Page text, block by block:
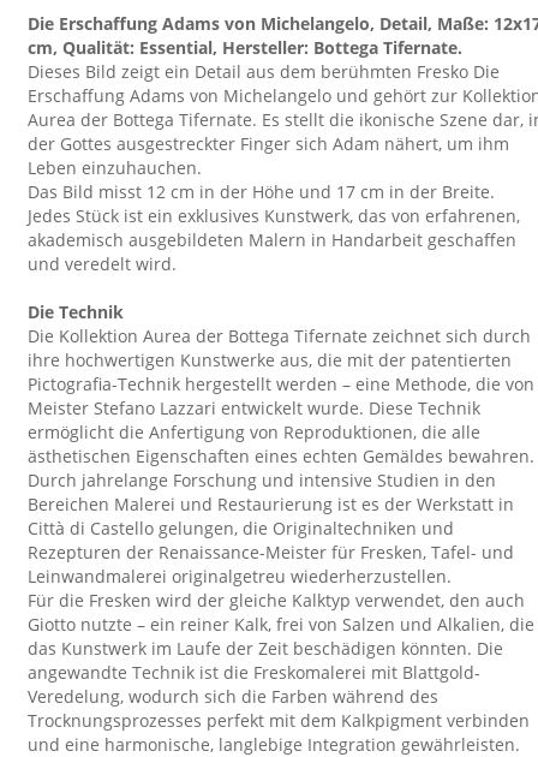
Die Erschaffung Adams von Michelangelo, Detail, Maße:
cm, Qualität: Essential, Hersteller: Bottega Tifernate.
Dieses Bild zeigt ein Detail aus dem berühmten Fresko Die
Erschaffung Adams von Michelangelo und gehört zur
Aurea der Bottega Tifernate. Es stellt die ikonische Szene dar,
der Gottes ausgestreckter Finger sich Adam nähert, um ihm
Leben einzuhauchen.
Das Bild misst 12 cm in der Höhe und 17 cm in der Breite.
Jedes Stück ist ein exklusives Kunstwerk, das von erfahrenen,
akademisch ausgebildeten Malern in Handarbeit geschaffen
und veredelt wird.
Die Technik
Die Kollektion Aurea der Bottega Tifernate zeichnet sich durch
ihre hochwertigen Kunstwerke aus, die mit der patentierten
Pictografia-Technik hergestellt werden – eine Methode, die von
Meister Stefano Lazzari entwickelt wurde. Diese Technik
ermöglicht die Anfertigung von Reproduktionen, die alle
ästhetischen Eigenschaften eines echten Gemäldes bewahren.
Durch jahrelange Forschung und intensive Studien in den
Bereichen Malerei und Restaurierung ist es der Werkstatt in
Città di Castello gelungen, die Originaltechniken und
Rezepturen der Renaissance-Meister für Fresken, Tafel- und
Leinwandmalerei originalgetreu wiederherzustellen.
Für die Fresken wird der gleiche Kalktyp verwendet, den auch
Giotto nutzte – ein reiner Kalk, frei von Salzen und Alkalien, die
das Kunstwerk im Laufe der Zeit beschädigen könnten. Die
angewandte Technik ist die Freskomalerei mit Blattgold-
Veredelung, wodurch sich die Farben während des
Trocknungsprozesses perfekt mit dem Kalkpigment verbinden
und eine harmonische, langlebige Integration gewährleisten.